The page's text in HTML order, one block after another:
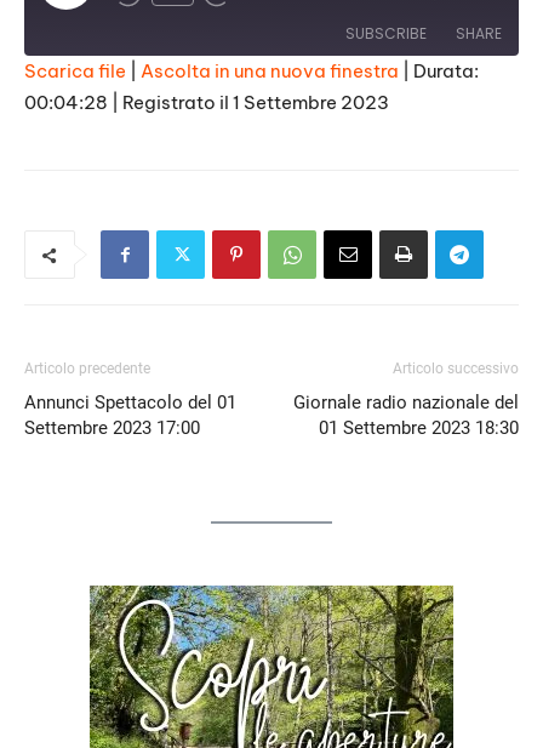
Episode
SUBSCRIBE SHARE
SHARE
Scarica file Ascolta in una nuova finestra
Durata:
00:04:28
Registrato il 1 Settembre 2023
Articolo precedente
Annunci Spettacolo del 01
Settembre 2023 17:00
Articolo successivo
Giornale radio nazionale del
01 Settembre 2023 18:30